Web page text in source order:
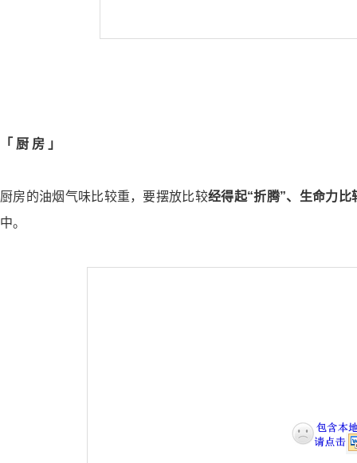
「 厨 房 」
厨房的油烟气味比较重，要摆放比较经得起“折腾”、生命力比
中。